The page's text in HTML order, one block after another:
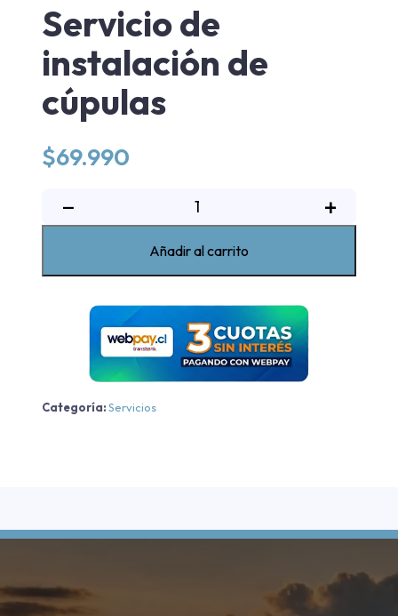
Servicio de
instalación de
cúpulas
$69.990
−
de
instalación
cantidad
+
Añadir al carrito
Categoría:Servicios